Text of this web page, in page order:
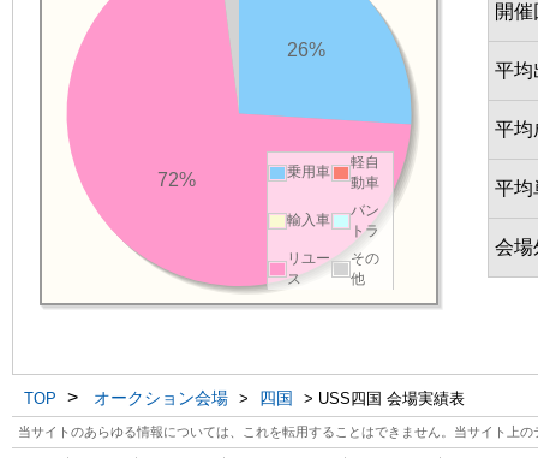
乗用車
軽自
動車
輸入車
バン
トラ
リユー
ス
その
他
26%
72%
開
平均
平均
平均
会場
TOP > オークション会場 > 四国 > USS四国 会場実績表
当サイトのあらゆる情報については、これを転用することはできません。当サイト上